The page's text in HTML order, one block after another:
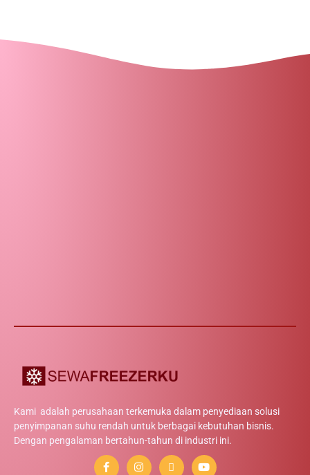
Kami adalah perusahaan terkemuka dalam penyediaan solusi
penyimpanan suhu rendah untuk berbagai kebutuhan bisnis.
Dengan pengalaman bertahun-tahun di industri ini.